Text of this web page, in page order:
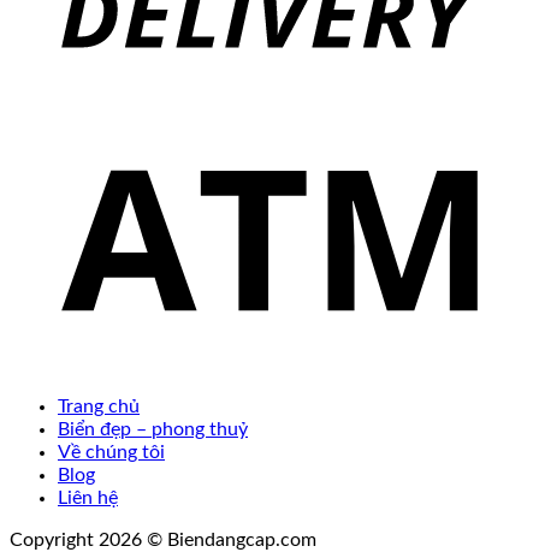
Trang chủ
Biển đẹp – phong thuỷ
Về chúng tôi
Blog
Liên hệ
Copyright 2026 © Biendangcap.com